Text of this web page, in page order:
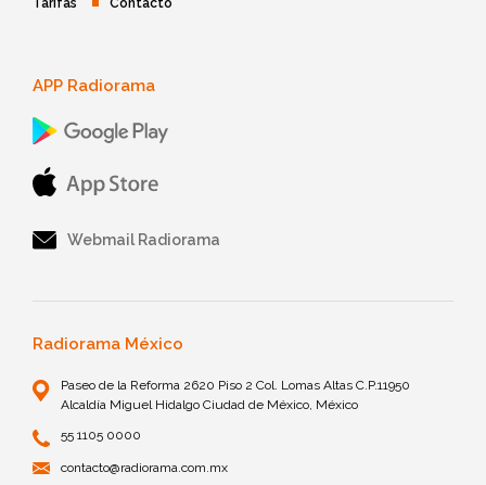
Tarifas Contacto
APP Radiorama
Webmail Radiorama
Radiorama México
Paseo de la Reforma 2620 Piso 2 Col. Lomas Altas C.P.11950
Alcaldía Miguel Hidalgo Ciudad de México, México
55 1105 0000
contacto@radiorama.com.mx